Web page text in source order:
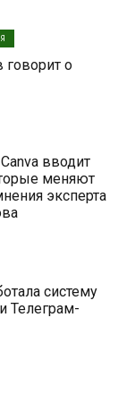
о
вводит
меняют
эксперта
систему
Телеграм-